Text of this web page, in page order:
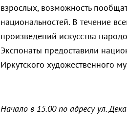
взрослых, возможность
национальностей. В течение
произведений искусства
Экспонаты предоставили
Иркутского художественного
Начало в 15.00 по адресу ул.